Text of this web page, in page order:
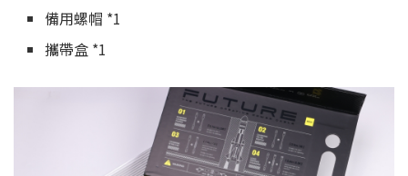
備用螺帽 *1
攜帶盒 *1